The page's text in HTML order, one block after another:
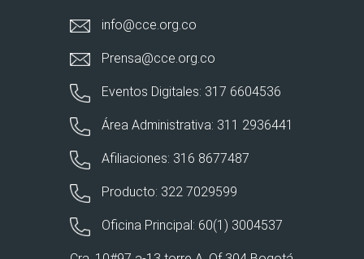
info@cce.org.co
Prensa@cce.org.co
Eventos Digitales: 317 6604536
Área Administrativa: 311 2936441
Afiliaciones: 316 8677487
Producto: 322 7029599
Oficina Principal: 60(1) 3004537